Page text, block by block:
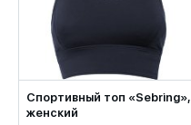
Спортивный топ «Sebring»,
женский